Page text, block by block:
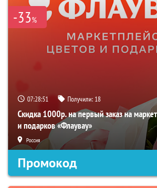
-33%
07:28:50 Получили: 18
Скидка 1000р. на первый заказ на
и подарков «Флаувау»
Россия
Промокод